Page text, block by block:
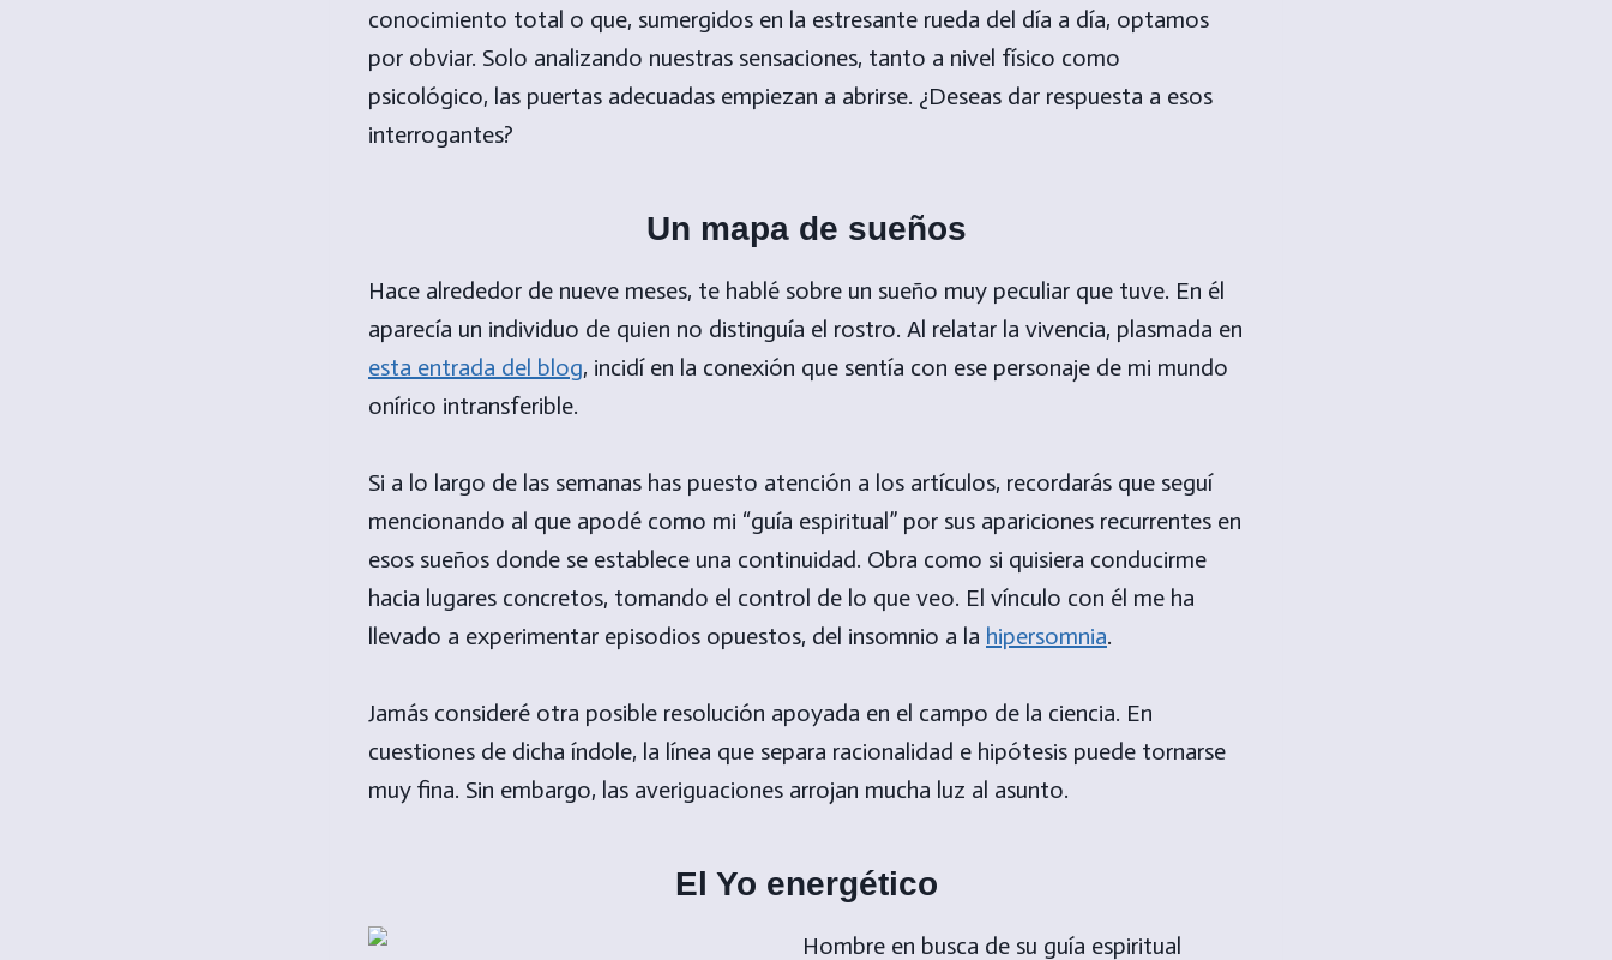
conocimiento total o que, sumergidos en la estresante rueda del día a día, optamos
por obviar. Solo analizando nuestras sensaciones, tanto a nivel físico como
psicológico, las puertas adecuadas empiezan a abrirse. ¿Deseas dar respuesta a esos
interrogantes?
Un mapa de sueños
Hace alrededor de nueve meses, te hablé sobre un sueño muy peculiar que tuve. En él
aparecía un individuo de quien no distinguía el rostro. Al relatar la vivencia, plasmada en
esta entrada del blog, incidí en la conexión que sentía con ese personaje de mi mundo
onírico intransferible.
Si a lo largo de las semanas has puesto atención a los artículos, recordarás que seguí
mencionando al que apodé como mi “guía espiritual” por sus apariciones recurrentes en
esos sueños donde se establece una continuidad. Obra como si quisiera conducirme
hacia lugares concretos, tomando el control de lo que veo. El vínculo con él me ha
llevado a experimentar episodios opuestos, del insomnio a la hipersomnia.
Jamás consideré otra posible resolución apoyada en el campo de la ciencia. En
cuestiones de dicha índole, la línea que separa racionalidad e hipótesis puede tornarse
muy fina. Sin embargo, las averiguaciones arrojan mucha luz al asunto.
El Yo energético